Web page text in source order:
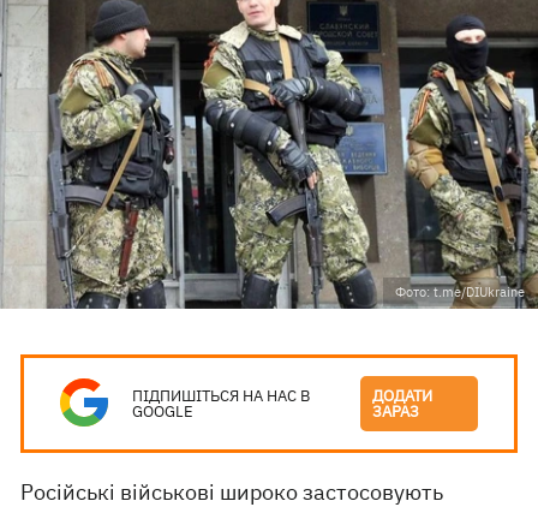
Фото: t.me/DIUkraine
ПІДПИШІТЬСЯ НА НАС В
GOOGLE
ДОДАТИ
ЗАРАЗ
Російські військові широко застосовують